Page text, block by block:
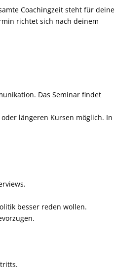
Coachingzeit steht für deine
richtet sich nach deinem
Das Seminar findet
längeren Kursen möglich. In
besser reden wollen.